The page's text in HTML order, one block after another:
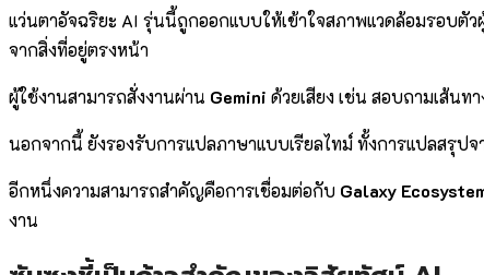
แว่นตาอัจฉริยะ AI รุ่นนี้ถูกออกแบบให้เข้าใจสภาพแวดล้อมรอบตั
จากสิ่งที่อยู่ตรงหน้า
ผู้ใช้งานสามารถสั่งงานผ่าน Gemini ด้วยเสียง เช่น สอบถามเส้นท
นอกจากนี้ ยังรองรับการแปลภาษาแบบเรียลไทม์ ทั้งการแปลสรุป
อีกหนึ่งความสามารถสำคัญคือการเชื่อมต่อกับ Galaxy
งาน